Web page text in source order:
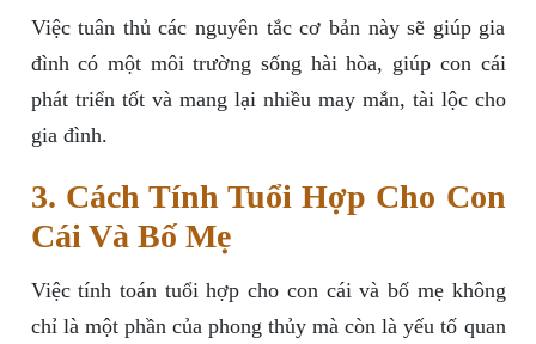
Việc tuân thủ các nguyên tắc cơ bản này sẽ giúp gia
đình có một môi trường sống hài hòa, giúp con cái
phát triển tốt và mang lại nhiều may mắn, tài lộc cho
gia đình.
3. Cách Tính Tuổi Hợp Cho Con
Cái Và Bố Mẹ
Việc tính toán tuổi hợp cho con cái và bố mẹ không
chỉ là một phần của phong thủy mà còn là yếu tố quan